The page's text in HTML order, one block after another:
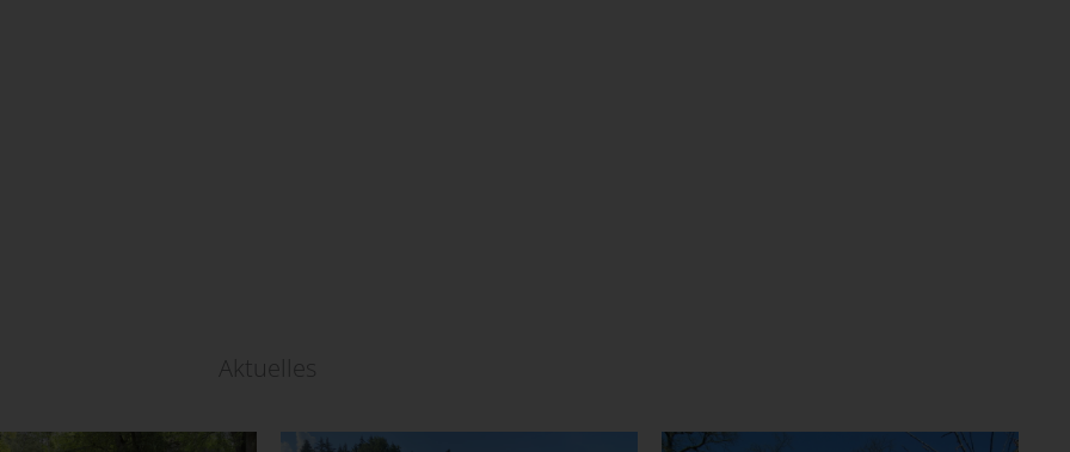
Aktuelles